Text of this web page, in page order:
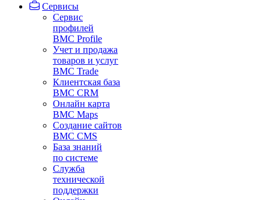
Сервисы
Сервис
профилей
BMC Profile
Учет и продажа
товаров и услуг
BMC Trade
Клиентская база
BMC CRM
Онлайн карта
BMC Maps
Создание сайтов
BMC CMS
База знаний
по системе
Служба
технической
поддержки